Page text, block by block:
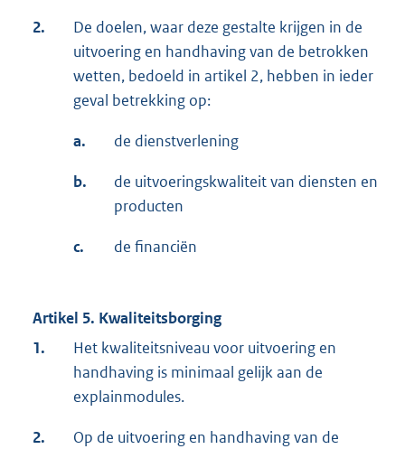
2.
De doelen, waar deze gestalte krijgen in de
uitvoering en handhaving van de betrokken
wetten, bedoeld in artikel 2, hebben in ieder
geval betrekking op:
a. de dienstverlening
b.
de uitvoeringskwaliteit van diensten en
producten
c. de financiën
Artikel 5. Kwaliteitsborging
1.
Het kwaliteitsniveau voor uitvoering en
handhaving is minimaal gelijk aan de
explainmodules.
2.
Op de uitvoering en handhaving van de